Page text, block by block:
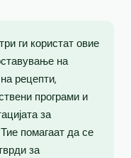
ги користат овие
на
рецепти,
програми и
за
помагаат да се
за